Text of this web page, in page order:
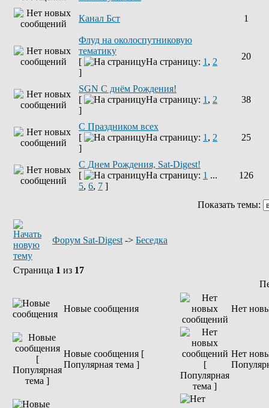
Канал Бст 1
Флуд на околоспутниковую
тематику
[
На страницу: 1 , 2
]
20
SGN C днём Рождения!
[
На страницу: 1 , 2
]
38
С Праздником всех
[
На страницу: 1 , 2
]
25
С Днем Рождения, Sat-Digest!
[
На страницу: 1 ...
5, 6, 7 ]
126
Показать темы:
Форум Sat-Digest -> Беседка
Страница 1 из 17
Новые сообщения Нет
Новые сообщения [
Популярная тема ]
Нет